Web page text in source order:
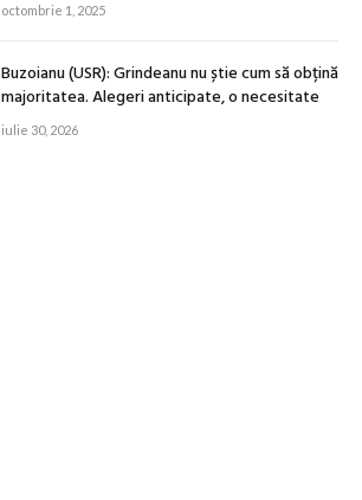
octombrie 1, 2025
Buzoianu (USR): Grindeanu nu știe cum să obțină
majoritatea. Alegeri anticipate, o necesitate
iulie 30, 2026